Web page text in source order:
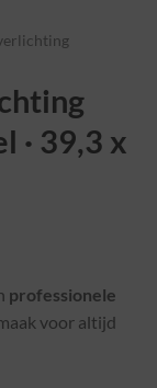
· 39,3 x
professionele
voor altijd